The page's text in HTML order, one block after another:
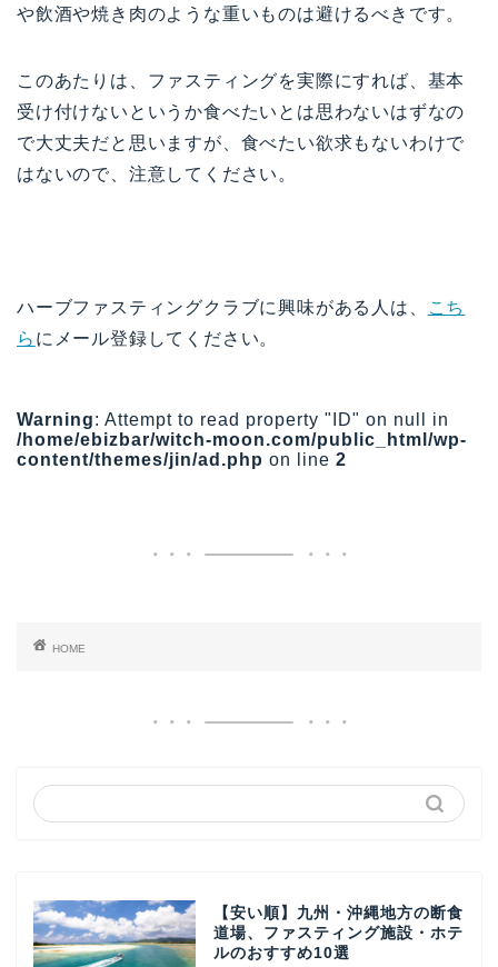
や飲酒や焼き肉のような重いものは避けるべきです。
このあたりは、ファスティングを実際にすれば、基本
受け付けないというか食べたいとは思わないはずなの
で大丈夫だと思いますが、食べたい欲求もないわけで
はないので、注意してください。
ハーブファスティングクラブに興味がある人は、
こち
ら にメール登録してください。
Warning: Attempt to read property "ID" on null in
/home/ebizbar/witch-moon.com/public_html/wp-
content/themes/jin/ad.php on line 2
HOME
【安い順】九州・沖縄地方の断食
道場、ファスティング施設・ホテ
ルのおすすめ10選